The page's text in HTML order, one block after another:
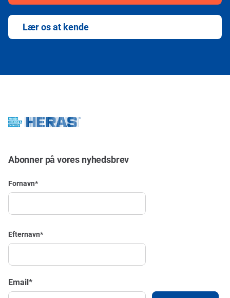
Lær os at kende
Abonner på vores nyhedsbrev
Fornavn*
Efternavn*
Email*